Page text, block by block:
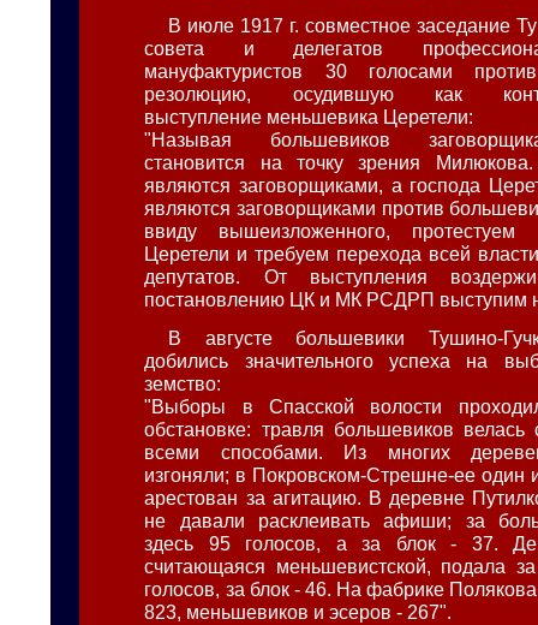
В июле 1917 г. совместное заседание
совета и делегатов
мануфактуристов 30 голосами
резолюцию, осудившую как
выступление меньшевика Церетели:
"Называя большевиков
становится на точку зрения
являются заговорщиками, а господа
являются заговорщиками против
ввиду вышеизложенного, протестуем
Церетели и требуем перехода всей
депутатов. От выступления
постановлению ЦК и МК РСДРП выступим
В августе большевики Тушино-
добились значительного успеха на
земство:
"Выборы в Спасской волости
обстановке: травля большевиков
всеми способами. Из многих
изгоняли; в Покровском-Стрешне-ее один
арестован за агитацию. В деревне
не давали расклеивать афиши; за
здесь 95 голосов, а за блок - 37.
считающаяся меньшевистской, подала
голосов, за блок - 46. На фабрике
823, меньшевиков и эсеров - 267".